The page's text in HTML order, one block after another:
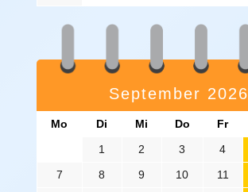
September 2026
Mo Di Mi Do Fr
1
2 3 4
7
8 9 10 11